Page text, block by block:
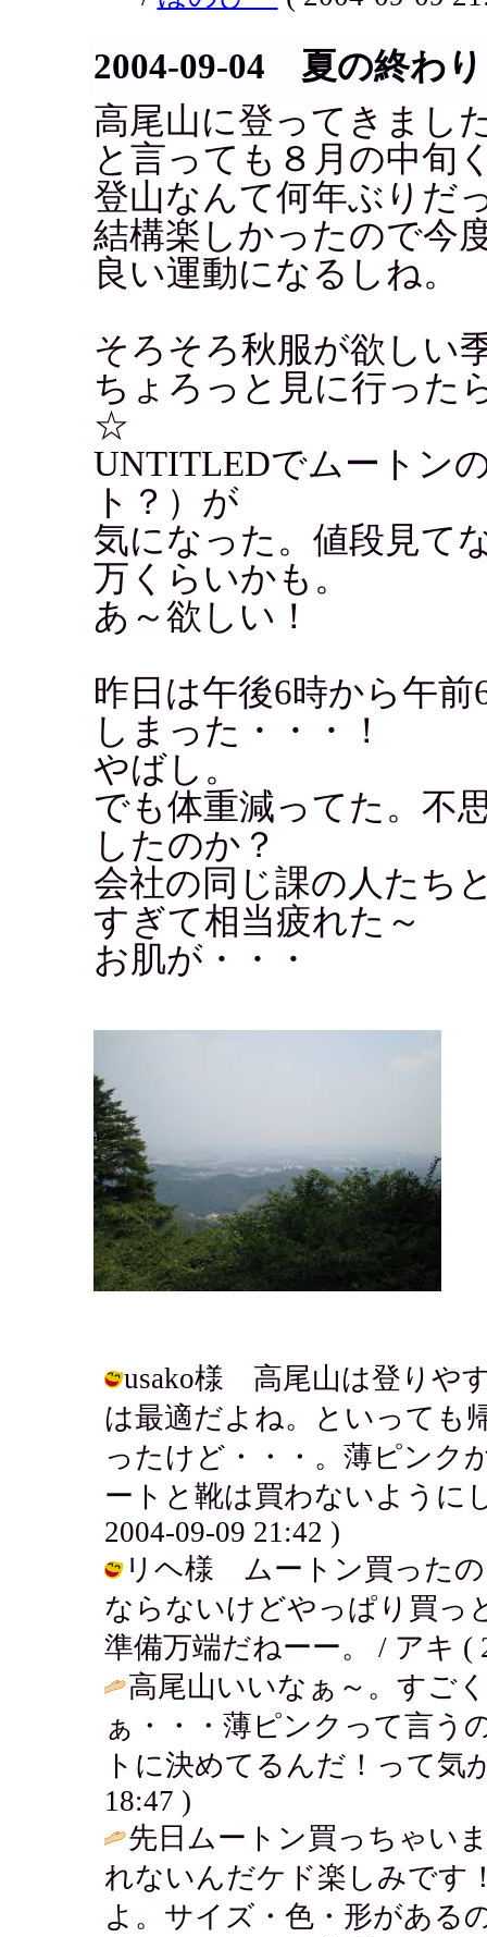
2004-09-04 夏の終わ
高尾山に登ってきまし
と言っても８月の中旬
登山なんて何年ぶりだ
結構楽しかったので今
良い運動になるしね。
そろそろ秋服が欲しい
ちょろっと見に行った
☆
UNTITLEDでムートン
ト？）が
気になった。値段見て
万くらいかも。
あ～欲しい！
昨日は午後6時から午
しまった・・・！
やばし。
でも体重減ってた。不
したのか？
会社の同じ課の人たち
すぎて相当疲れた～
お肌が・・・
usako様 高尾山は登りや
は最適だよね。といっても
ったけど・・・。薄ピンク
ートと靴は買わないように
2004-09-09 21:42 )
リヘ様 ムートン買った
ならないけどやっぱり買っ
準備万端だねーー。 / アキ (
高尾山いいなぁ～。すご
ぁ・・・薄ピンクって言う
トに決めてるんだ！って気
18:47 )
先日ムートン買っちゃい
れないんだケド楽しみです
よ。サイズ・色・形がある